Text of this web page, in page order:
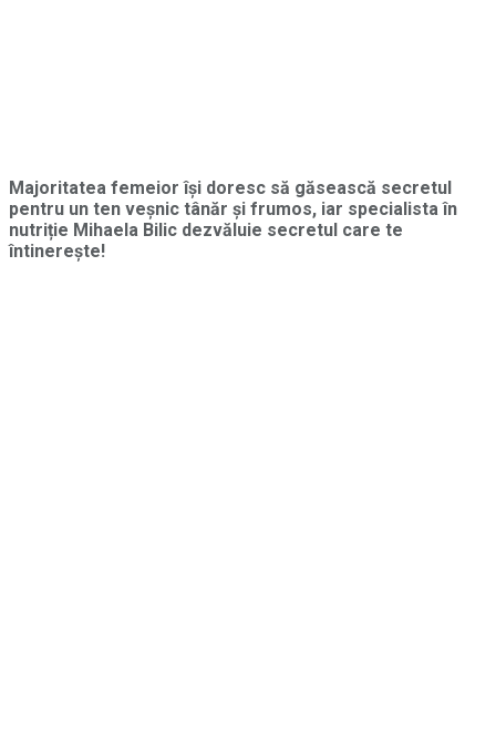
Majoritatea femeior își doresc să găsească secretul
pentru un ten veșnic tânăr și frumos, iar specialista în
nutriție Mihaela Bilic dezvăluie secretul care te
întinerește!